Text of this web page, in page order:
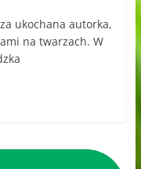
ukochana autorka,
na twarzach. W